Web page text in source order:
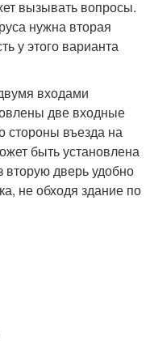
вызывать вопросы.
нужна вторая
у этого варианта
входами
две входные
стороны въезда на
быть установлена
вторую дверь удобно
не обходя здание по